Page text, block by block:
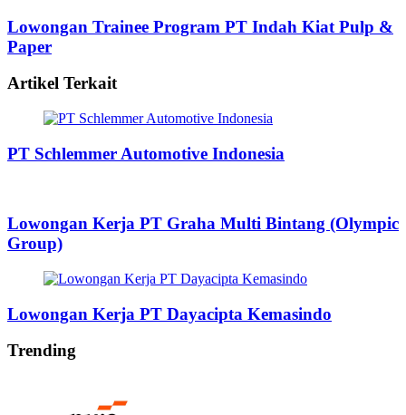
Lowongan Trainee Program PT Indah Kiat Pulp &
Paper
Artikel Terkait
PT Schlemmer Automotive Indonesia
Lowongan Kerja PT Graha Multi Bintang (Olympic
Group)
Lowongan Kerja PT Dayacipta Kemasindo
Trending